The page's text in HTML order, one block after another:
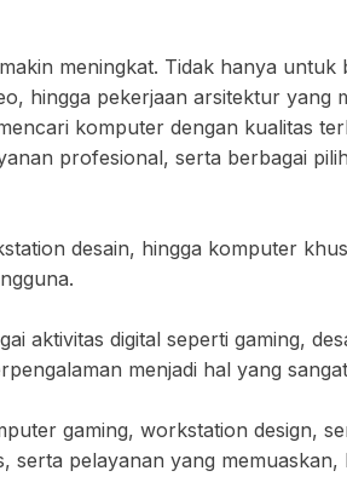
meningkat. Tidak hanya untuk
hingga pekerjaan arsitektur yang
komputer dengan kualitas
profesional, serta berbagai
desain, hingga komputer
aktivitas digital seperti gaming,
menjadi hal yang
gaming, workstation design,
pelayanan yang memuaskan,